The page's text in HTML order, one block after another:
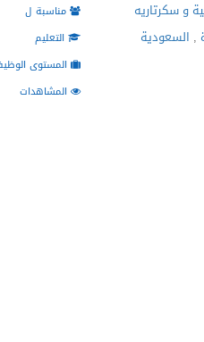
و سكرتاريه
, السعودية
مناسبة ل
التعليم
المستوى
المشاهدات